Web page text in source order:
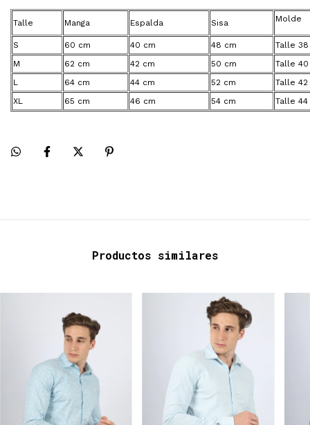
Talle Manga Espalda Sisa Molde
S 60 cm 40 cm 48 cm
Talle 38
M
62 cm 42 cm 50 cm
Talle 40
L
64 cm 44 cm 52 cm
Talle 42
XL
65 cm 46 cm 54 cm Talle 44
Productos similares